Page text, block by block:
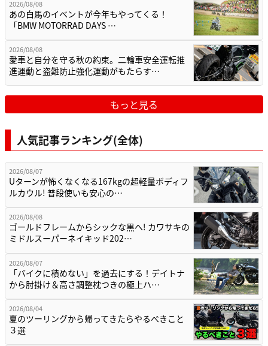
2026/08/08
あの白馬のイベントが今年もやってくる！
「BMW MOTORRAD DAYS …
2026/08/08
愛車と自分を守る秋の約束。二輪車安全運転推
進運動と盗難防止強化運動がもたらす…
もっと見る
人気記事ランキング(全体)
2026/08/07
Uターンが怖くなくなる167kgの超軽量ボディフ
ルカウル! 普段使いも安心の…
2026/08/08
ゴールドフレームからシックな黒へ! カワサキの
ミドルスーパーネイキッド202…
2026/08/07
「バイクに積めない」を過去にする！デイトナ
から肘掛け＆高さ調整枕つきの極上ハ…
2026/08/04
夏のツーリングから帰ってきたらやるべきこと
３選